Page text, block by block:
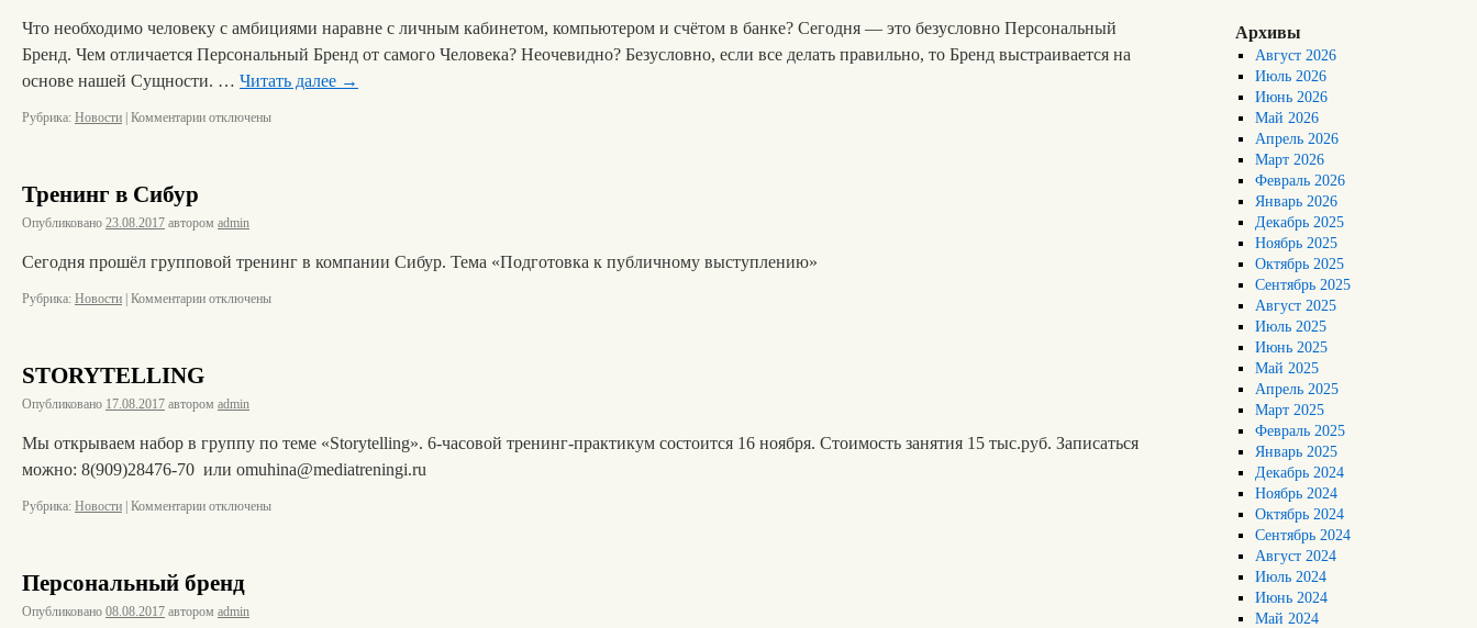
Что необходимо человеку с амбициями наравне с личным кабинетом, компьютером и счётом в банке? Сегодня — это безусловно Персональный
Бренд. Чем отличается Персональный Бренд от самого Человека? Неочевидно? Безусловно, если все делать правильно, то Бренд выстраивается на
основе нашей Сущности. … Читать далее →
Рубрика: Новости Комментарии отключены
Тренинг в Сибур
Опубликовано 23.08.2017 автором admin
Сегодня прошёл групповой тренинг в компании Сибур. Тема «Подготовка к публичному выступлению»
Рубрика: Новости Комментарии отключены
STORYTELLING
Опубликовано 17.08.2017 автором admin
Мы открываем набор в группу по теме «Storytelling». 6-часовой тренинг-практикум состоится 16 ноября. Стоимость занятия 15 тыс.руб. Записаться
можно: 8(909)28476-70 или omuhina@mediatreningi.ru
Рубрика: Новости Комментарии отключены
Персональный бренд
Опубликовано 08.08.2017 автором admin
Архивы
Август 2026
Июль 2026
Июнь 2026
Май 2026
Апрель 2026
Март 2026
Февраль 2026
Январь 2026
Декабрь 2025
Ноябрь 2025
Октябрь 2025
Сентябрь 2025
Август 2025
Июль 2025
Июнь 2025
Май 2025
Апрель 2025
Март 2025
Февраль 2025
Январь 2025
Декабрь 2024
Ноябрь 2024
Октябрь 2024
Сентябрь 2024
Август 2024
Июль 2024
Июнь 2024
Май 2024